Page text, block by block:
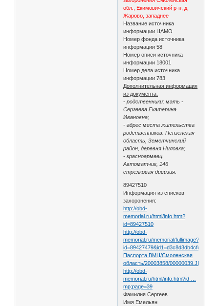
обл., Екимовичский р-н, д.
Жарово, западнее
Название источника
информации ЦАМО
Номер фонда источника
информации 58
Номер описи источника
информации 18001
Номер дела источника
информации 783
Дополнительная информация
из документа:
- родственники: мать -
Сергеева Екатерина
Ивановна;
- адрес места жительства
родственников: Пензенская
область, Земетчинский
район, деревня Ниловка;
- красноармеец.
Автоматчик, 146
стрелковая дивизия.
89427510
Информация из списков
захоронения:
http://obd-
memorial.ru/html/info.htm?
id=89427510
http://obd-
memorial.ru/memorial/fullimage?
Паспорта ВМЦ/Смоленская
область/20003858/00000039.JPG
http://obd-
memorial.ru/html/info.htm?id …
mp;page=39
Фамилия Сергеев
Имя Емельян